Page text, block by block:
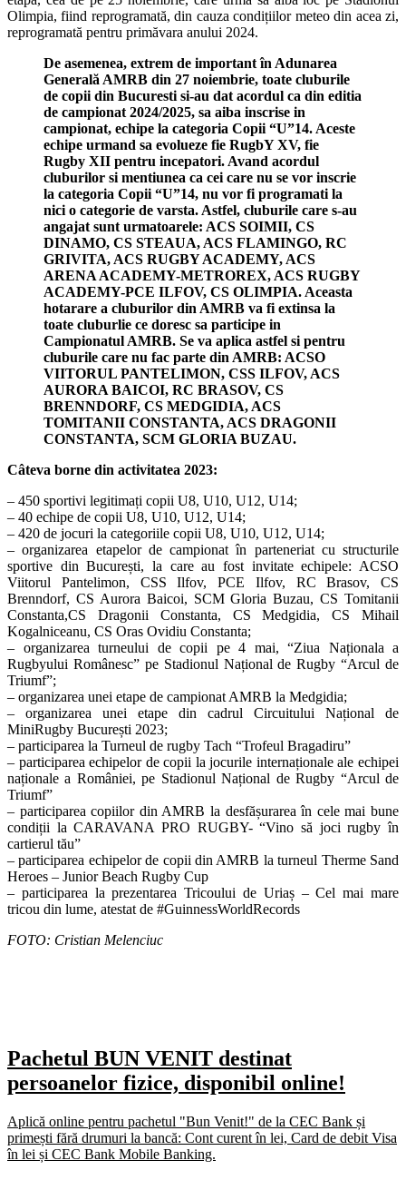
Olimpia, fiind reprogramată, din cauza condițiilor meteo din acea zi,
reprogramată pentru primăvara anului 2024.
De asemenea, extrem de important în Adunarea
Generală AMRB din 27 noiembrie, toate cluburile
de copii din Bucuresti si-au dat acordul ca din editia
de campionat 2024/2025, sa aiba inscrise in
campionat, echipe la categoria Copii “U”14. Aceste
echipe urmand sa evolueze fie RugbY XV, fie
Rugby XII pentru incepatori. Avand acordul
cluburilor si mentiunea ca cei care nu se vor inscrie
la categoria Copii “U”14, nu vor fi programati la
nici o categorie de varsta. Astfel, cluburile care s-au
angajat sunt urmatoarele: ACS SOIMII, CS
DINAMO, CS STEAUA, ACS FLAMINGO, RC
GRIVITA, ACS RUGBY ACADEMY, ACS
ARENA ACADEMY-METROREX, ACS RUGBY
ACADEMY-PCE ILFOV, CS OLIMPIA. Aceasta
hotarare a cluburilor din AMRB va fi extinsa la
toate cluburlie ce doresc sa participe in
Campionatul AMRB. Se va aplica astfel si pentru
cluburile care nu fac parte din AMRB: ACSO
VIITORUL PANTELIMON, CSS ILFOV, ACS
AURORA BAICOI, RC BRASOV, CS
BRENNDORF, CS MEDGIDIA, ACS
TOMITANII CONSTANTA, ACS DRAGONII
CONSTANTA, SCM GLORIA BUZAU.
Câteva borne din activitatea 2023:
– 450 sportivi legitimați copii U8, U10, U12, U14;
– 40 echipe de copii U8, U10, U12, U14;
– 420 de jocuri la categoriile copii U8, U10, U12, U14;
– organizarea etapelor de campionat în parteneriat cu structurile
sportive din București, la care au fost invitate echipele: ACSO
Viitorul Pantelimon, CSS Ilfov, PCE Ilfov, RC Brasov, CS
Brenndorf, CS Aurora Baicoi, SCM Gloria Buzau, CS Tomitanii
Constanta,CS Dragonii Constanta, CS Medgidia, CS Mihail
Kogalniceanu, CS Oras Ovidiu Constanta;
– organizarea turneului de copii pe 4 mai, “Ziua Naționala a
Rugbyului Românesc” pe Stadionul Național de Rugby “Arcul de
Triumf”;
– organizarea unei etape de campionat AMRB la Medgidia;
– organizarea unei etape din cadrul Circuitului Național de
MiniRugby București 2023;
– participarea la Turneul de rugby Tach “Trofeul Bragadiru”
– participarea echipelor de copii la jocurile internaționale ale echipei
naționale a României, pe Stadionul Național de Rugby “Arcul de
Triumf”
– participarea copiilor din AMRB la desfășurarea în cele mai bune
condiții la CARAVANA PRO RUGBY- “Vino să joci rugby în
cartierul tău”
– participarea echipelor de copii din AMRB la turneul Therme Sand
Heroes – Junior Beach Rugby Cup
– participarea la prezentarea Tricoului de Uriaș – Cel mai mare
tricou din lume, atestat de #GuinnessWorldRecords
FOTO: Cristian Melenciuc
Pachetul BUN VENIT destinat
persoanelor fizice, disponibil online!
Aplică online pentru pachetul "Bun Venit!" de la CEC Bank și
primești fără drumuri la bancă: Cont curent în lei, Card de debit Visa
în lei și CEC Bank Mobile Banking.​